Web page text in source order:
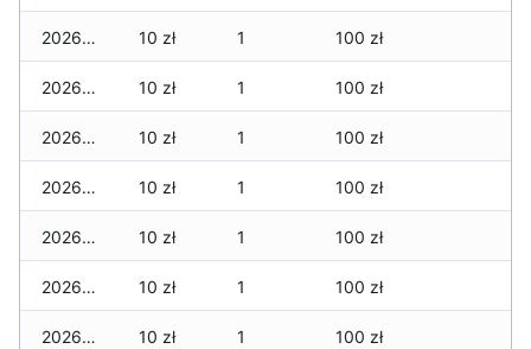
2026-07-29 10 zł 1 100 zł
2026-07-28 10 zł 1 100 zł
2026-07-27 10 zł 1 100 zł
2026-07-26 10 zł 1 100 zł
2026-07-24 10 zł 1 100 zł
2026-07-23 10 zł 1 100 zł
2026-07-22 10 zł 1 100 zł